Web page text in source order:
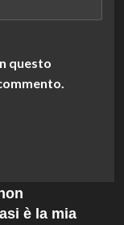
questo
è la mia